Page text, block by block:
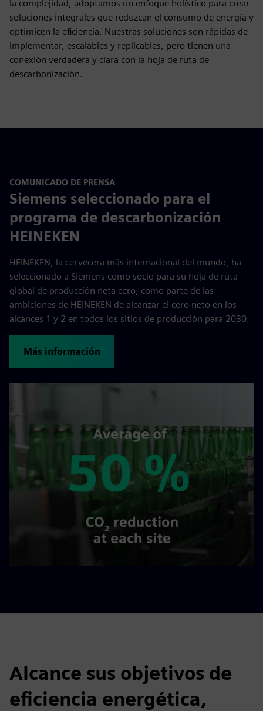
la complejidad, adoptamos un enfoque holístico para crear
soluciones integrales que reduzcan el consumo de energía y
optimicen la eficiencia. Nuestras soluciones son rápidas de
implementar, escalables y replicables, pero tienen una
conexión verdadera y clara con la hoja de ruta de
descarbonización.
COMUNICADO DE PRENSA
Siemens seleccionado para el
programa de descarbonización
HEINEKEN
HEINEKEN, la cervecera más internacional del mundo, ha
seleccionado a Siemens como socio para su hoja de ruta
global de producción neta cero, como parte de las
ambiciones de HEINEKEN de alcanzar el cero neto en los
alcances 1 y 2 en todos los sitios de producción para 2030.
Más información
Alcance sus objetivos de
eficiencia energética,